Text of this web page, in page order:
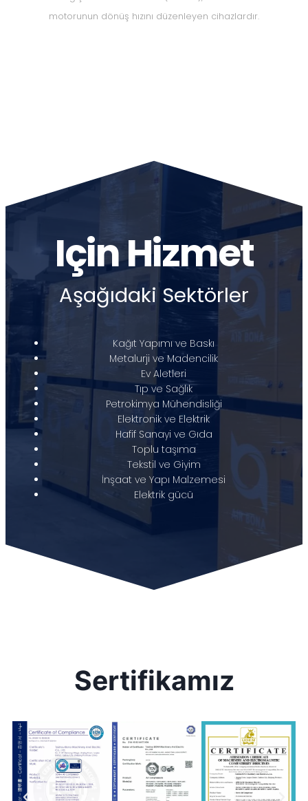
motorunun dönüş hızını düzenleyen cihazlardır.
Için Hizmet
Aşağıdaki Sektörler
Kağıt Yapımı ve Baskı
Metalurji ve Madencilik
Ev Aletleri
Tıp ve Sağlık
Petrokimya Mühendisliği
Elektronik ve Elektrik
Hafif Sanayi ve Gıda
Toplu taşıma
Tekstil ve Giyim
İnşaat ve Yapı Malzemesi
Elektrik gücü
Sertifikamız